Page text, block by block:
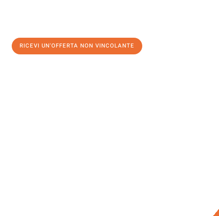
RICEVI UN'OFFERTA NON VINCOLANTE